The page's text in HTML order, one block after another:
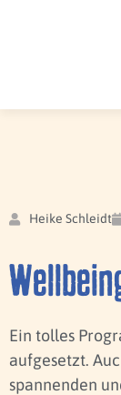
Heike Schleidt
Ein tolles
aufgesetzt.
spannenden